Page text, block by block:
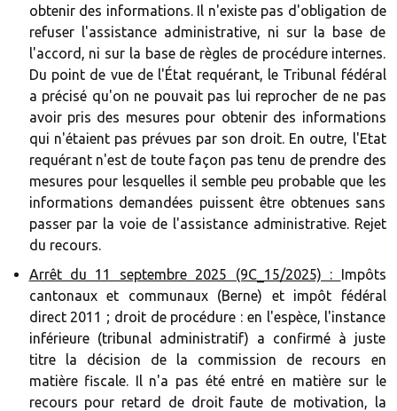
obtenir des informations. Il n'existe pas d'obligation de
refuser l'assistance administrative, ni sur la base de
l'accord, ni sur la base de règles de procédure internes.
Du point de vue de l'État requérant, le Tribunal fédéral
a précisé qu'on ne pouvait pas lui reprocher de ne pas
avoir pris des mesures pour obtenir des informations
qui n'étaient pas prévues par son droit. En outre, l'Etat
requérant n'est de toute façon pas tenu de prendre des
mesures pour lesquelles il semble peu probable que les
informations demandées puissent être obtenues sans
passer par la voie de l'assistance administrative. Rejet
du recours.
Arrêt du 11 septembre 2025 (9C_15/2025) : Impôts
cantonaux et communaux (Berne) et impôt fédéral
direct 2011 ; droit de procédure : en l'espèce, l'instance
inférieure (tribunal administratif) a confirmé à juste
titre la décision de la commission de recours en
matière fiscale. Il n'a pas été entré en matière sur le
recours pour retard de droit faute de motivation, la